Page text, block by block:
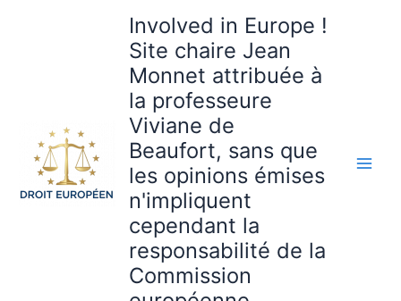
Involved in Europe !
Site chaire Jean
Monnet attribuée à
la professeure
Viviane de
Beaufort, sans que
les opinions émises
n'impliquent
cependant la
responsabilité de la
Commission